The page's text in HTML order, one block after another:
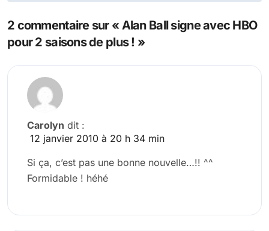
2 commentaire sur « Alan Ball signe avec HBO
pour 2 saisons de plus ! »
Carolyn dit :
12 janvier 2010 à 20 h 34 min
Si ça, c’est pas une bonne nouvelle…!! ^^
Formidable ! héhé